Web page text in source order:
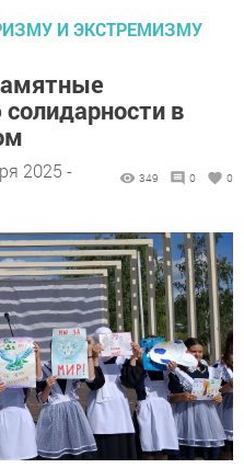
И ЭКСТРЕМИЗМУ
в
2025 -
349 0 0